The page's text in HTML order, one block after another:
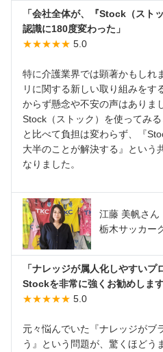
「会社全体が、『Stock（スト
認識に180度変わった」
★★★★★ 5.0
特に介護業界では顕著かもしれ
リに関する新しい取り組みをす
からず懸念や不安の声はありま
Stock（ストック）を使ってみ
と比べて負担は変わらず、『
大半のことが解決する』という
なりました。
江藤 美帆さん
栃木サッカー
「ナレッジが属人化しやすいプ
Stockを非常に強くお勧めします
★★★★★ 5.0
元々悩んでいた『ナレッジがブ
う』という問題が、驚くほどう